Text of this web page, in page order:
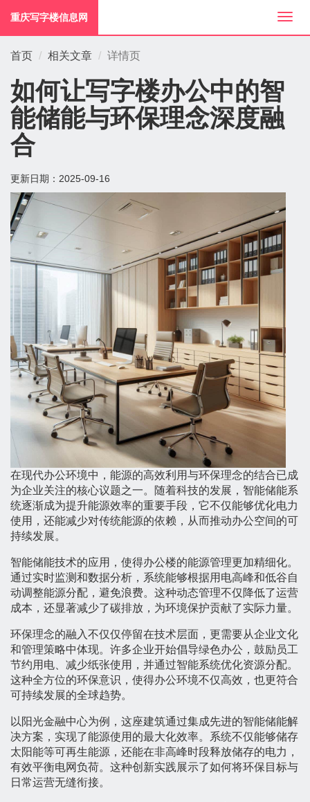
切
换
重庆写字楼信息网
首页 相关文章 详情页
如何让写字楼办公中的智
能储能与环保理念深度融
合
更新日期： 2025-09-16
在现代办公环境中，能源的高效利用与环保理念的结合已成
为企业关注的核心议题之一。随着科技的发展，智能储能系
统逐渐成为提升能源效率的重要手段，它不仅能够优化电力
使用，还能减少对传统能源的依赖，从而推动办公空间的可
持续发展。
智能储能技术的应用，使得办公楼的能源管理更加精细化。
通过实时监测和数据分析，系统能够根据用电高峰和低谷自
动调整能源分配，避免浪费。这种动态管理不仅降低了运营
成本，还显著减少了碳排放，为环境保护贡献了实际力量。
环保理念的融入不仅仅停留在技术层面，更需要从企业文化
和管理策略中体现。许多企业开始倡导绿色办公，鼓励员工
节约用电、减少纸张使用，并通过智能系统优化资源分配。
这种全方位的环保意识，使得办公环境不仅高效，也更符合
可持续发展的全球趋势。
以阳光金融中心为例，这座建筑通过集成先进的智能储能解
决方案，实现了能源使用的最大化效率。系统不仅能够储存
太阳能等可再生能源，还能在非高峰时段释放储存的电力，
有效平衡电网负荷。这种创新实践展示了如何将环保目标与
日常运营无缝衔接。